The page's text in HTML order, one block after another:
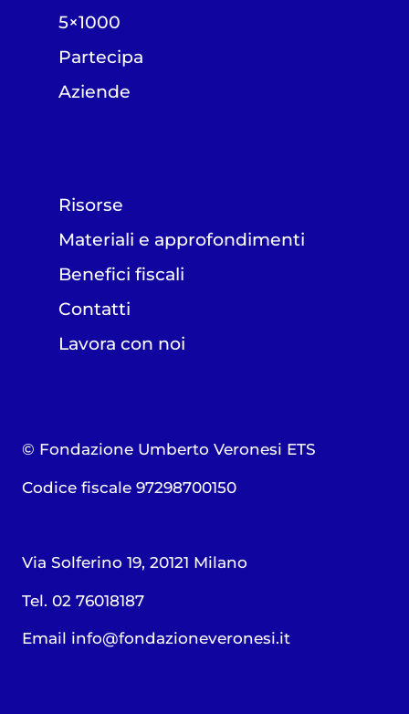
5×1000
Partecipa
Aziende
Risorse
Materiali e approfondimenti
Benefici fiscali
Contatti
Lavora con noi
© Fondazione Umberto Veronesi ETS
Codice fiscale 97298700150
Via Solferino 19, 20121 Milano
Tel. 02 76018187
Email info@fondazioneveronesi.it